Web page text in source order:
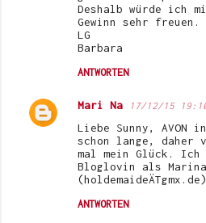
Deshalb würde ich
Gewinn sehr freuen.
LG
Barbara
ANTWORTEN
Mari Na 17/12/15
Liebe Sunny, AVON
schon lange, daher
mal mein Glück.
Bloglovin als
(holdemaideÄTgmx.de)
ANTWORTEN